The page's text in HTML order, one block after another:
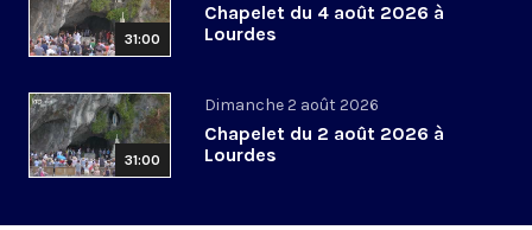
31:00
Chapelet du 4 août 2026 à
Lourdes
31:00
Dimanche 2 août 2026
Chapelet du 2 août 2026 à
Lourdes